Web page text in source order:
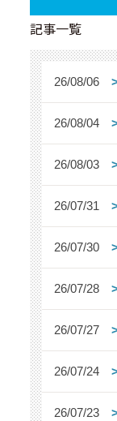
記事一覧
26/08/06
26/08/04
26/08/03
26/07/31
26/07/30
26/07/28
26/07/27
26/07/24
26/07/23